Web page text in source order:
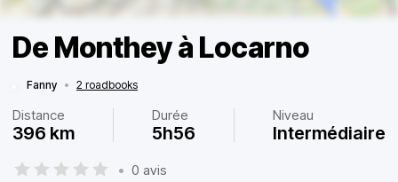
De Monthey à Locarno
Fanny • 2 roadbooks
Distance
396 km
Durée
5h56
Niveau
Intermédiaire
• 0 avis